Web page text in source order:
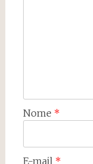
Nome *
E-mail *